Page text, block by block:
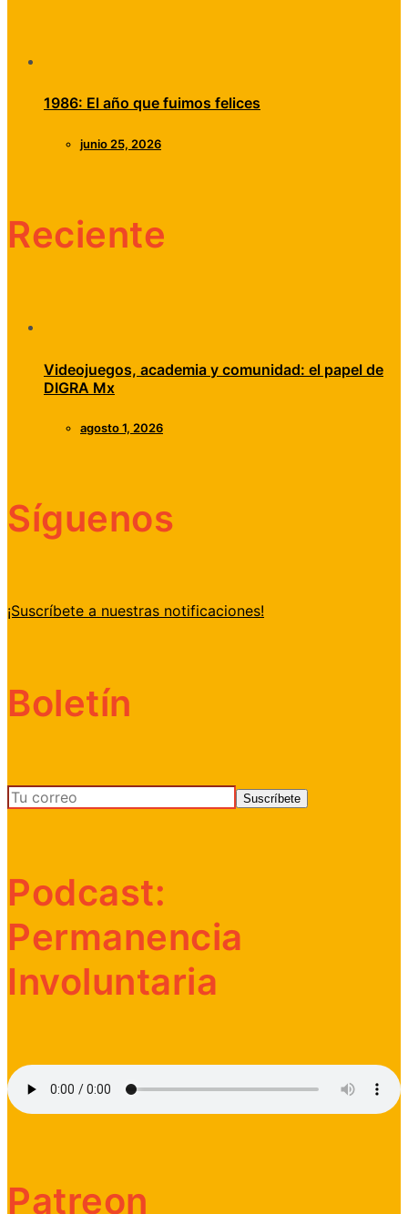
1986: El año que fuimos felices
junio 25, 2026
Reciente
Videojuegos, academia y comunidad: el papel de
DIGRA Mx
agosto 1, 2026
Síguenos
¡Suscríbete a nuestras notificaciones!
Boletín
Podcast:
Permanencia
Involuntaria
Patreon